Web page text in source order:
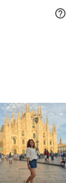
